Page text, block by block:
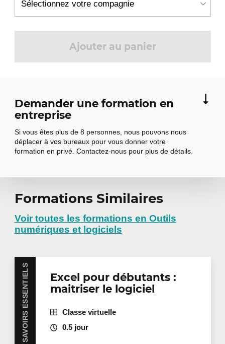
Ajouter au panier
Demander une formation en
entreprise
Si vous êtes plus de 8 personnes, nous pouvons nous
déplacer à vos bureaux pour vous donner votre
formation en privé. Contactez-nous pour plus de détails.
Demander une
formation en
Vous avez plusieurs employés intéressés par une
même formation? Que ce soit en présentiel dans
vos bureaux ou à distance en mode virtuel, nous
offrons des formations privées adaptées aux
besoins de votre équipe. Des tarifs de groupes sont
disponibles. Contactez-nous
demandez une soumission en ligne.
Formations Similaires
Voir toutes les formations en Outils
numériques et logiciels
SAVOIRS ESSENTIELS
Excel pour débutants :
maitriser le logiciel
Classe virtuelle
0.5 jour